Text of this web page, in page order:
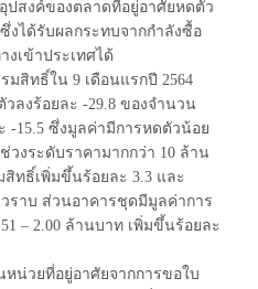
ปสงค์ของตลาดที่อยู่อาศัยหดตัว
งได้รับผลกระทบจากกำลังซื้อ
เข้าประเทศได้
น 9 เดือนแรกปี 2564
ลงร้อยละ -29.8 ของจำนวน
15.5 ซึ่งมูลค่ามีการหดตัวน้อย
งระดับราคามากกว่า 10 ล้าน
ทธิ์เพิ่มขึ้นร้อยละ 3.3 และ
ราบ ส่วนอาคารชุดมีมูลค่าการ
– 2.00 ล้านบาท เพิ่มขึ้นร้อยละ
ยู่อาศัยจากการขอใบ